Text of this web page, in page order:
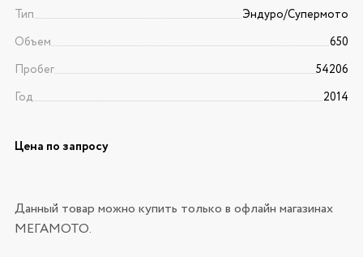
Тип
Эндуро/Супермото
Объем
650
Пробег
54206
Год
2014
Цена по запросу
Данный товар можно купить только в офлайн магазинах
МЕГАМОТО.